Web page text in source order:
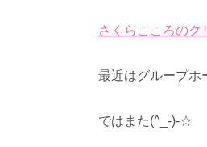
さくらこころのク
最近はグループホ
ではまた(^_-)-☆